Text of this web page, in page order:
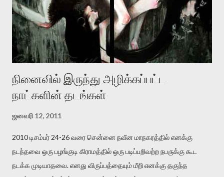
ஜெயமோகன் அந்த பிரமையால் தொடர்ந்து அச்சுறுத்தலுக்கு உள்ளாகி
உள்ளார். உங்களை பற்றின இந்த தாக்குதல் கூட இதன் வெளிப்பாடு தான்”.
உண்மையே! ராக்கி படத்தில் குத்துச்சண்டை வீரராக வரும் சில்வெஸ்டர்
ஓரிடத்தில் சொல்வார்: ...
நினைவில் இருந்து அழிக்கப்பட்ட
நாட்களின் தடங்கள்
ஜனவரி 12, 2011
2010 டிசம்பர் 24-26 வரை சென்னை நவீன மாநகரத்தில் எனக்கு
நடந்தவை ஒரு பழங்குடி கிராமத்தில் ஒரு படிப்பறிவற்ற நபருக்கு கூட
நடக்க முடியாதவை. எனது விருப்பத்தையும் மீறி எனக்கு தகுந்த